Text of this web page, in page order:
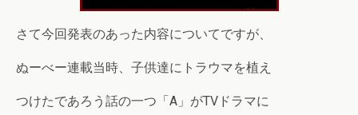
さて今回発表のあった内容についてですが、
ぬーべー連載当時、子供達にトラウマを植え
つけたであろう話の一つ「A」がTVドラマに